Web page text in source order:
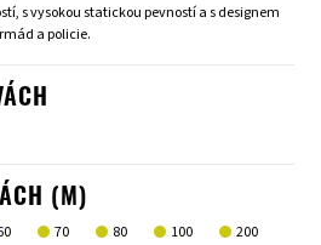
s vysokou statickou pevností a s designem
a policie.
(M)
70 80 100 200